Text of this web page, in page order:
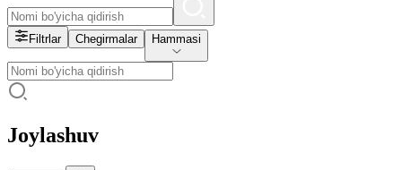
Filtrlar Chegirmalar Hammasi
Joylashuv